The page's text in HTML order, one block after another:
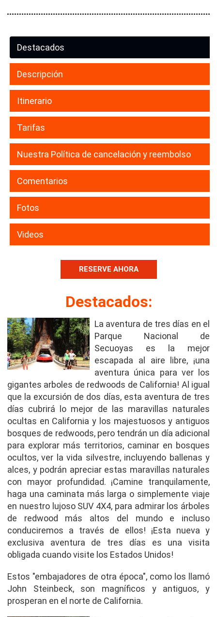
Destacados
Descripción
Itinerario
Tarifas
Nuestra Política de cancelación y reembolso
Comentarios
Fotos
Videos
RESERVE AHORA
Destacados:
La aventura de tres días en el
Parque Nacional de
Secuoyas es la mejor
escapada al aire libre, ¡una
aventura única para ver los
gigantes arboles de redwoods de California! Al igual
que la excursión de dos días, esta aventura de tres
días cubrirá lo mejor de las maravillas naturales
ocultas en California y los majestuosos y antiguos
bosques de redwoods, pero tendrán un día adicional
para explorar más territorios, caminar en bosques
ocultos, ver la vida silvestre, incluyendo ballenas y
alces, y podrán apreciar estas maravillas naturales
con mayor profundidad. ¡Camine tranquilamente,
haga una caminata más larga o simplemente viaje
en nuestro lujoso SUV 4X4, para admirar los árboles
de redwood más altos del mundo e incluso
conduciremos a través de ellos! ¡Esta nueva y
exclusiva aventura de tres días es una visita
obligada cuando visite los Estados Unidos!
Estos "embajadores de otra época", como los llamó
John Steinbeck, son magníficos y antiguos, y
prosperan en el norte de California.